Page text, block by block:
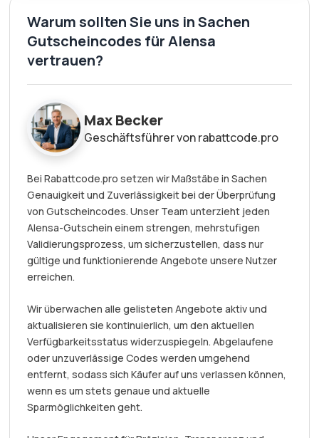
Warum sollten Sie uns in Sachen
Gutscheincodes für Alensa
vertrauen?
Max Becker
Geschäftsführer von rabattcode.pro
Bei Rabattcode.pro setzen wir Maßstäbe in Sachen
Genauigkeit und Zuverlässigkeit bei der Überprüfung
von Gutscheincodes. Unser Team unterzieht jeden
Alensa-Gutschein einem strengen, mehrstufigen
Validierungsprozess, um sicherzustellen, dass nur
gültige und funktionierende Angebote unsere Nutzer
erreichen.
Wir überwachen alle gelisteten Angebote aktiv und
aktualisieren sie kontinuierlich, um den aktuellen
Verfügbarkeitsstatus widerzuspiegeln. Abgelaufene
oder unzuverlässige Codes werden umgehend
entfernt, sodass sich Käufer auf uns verlassen können,
wenn es um stets genaue und aktuelle
Sparmöglichkeiten geht.